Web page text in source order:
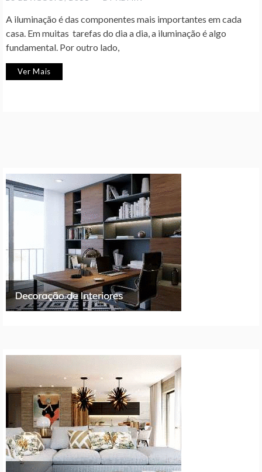
A iluminação é das componentes mais importantes em cada
casa. Em muitas tarefas do dia a dia, a iluminação é algo
fundamental. Por outro lado,
Ver Mais